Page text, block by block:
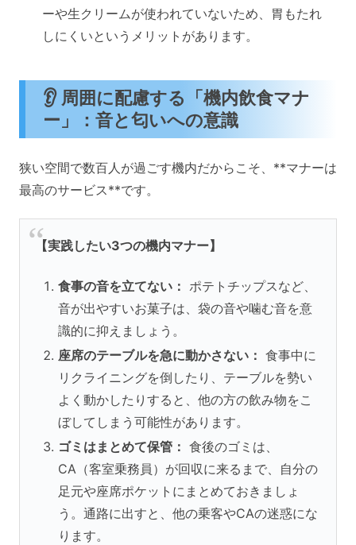
ーや生クリームが使われていないため、胃もたれ
しにくいというメリットがあります。
👂 周囲に配慮する「機内飲食マナ
ー」：音と匂いへの意識
狭い空間で数百人が過ごす機内だからこそ、**マナーは
最高のサービス**です。
【実践したい3つの機内マナー】
食事の音を立てない： ポテトチップスなど、
音が出やすいお菓子は、袋の音や噛む音を意
識的に抑えましょう。
座席のテーブルを急に動かさない： 食事中に
リクライニングを倒したり、テーブルを勢い
よく動かしたりすると、他の方の飲み物をこ
ぼしてしまう可能性があります。
ゴミはまとめて保管： 食後のゴミは、
CA（客室乗務員）が回収に来るまで、自分の
足元や座席ポケットにまとめておきましょ
う。通路に出すと、他の乗客やCAの迷惑にな
ります。